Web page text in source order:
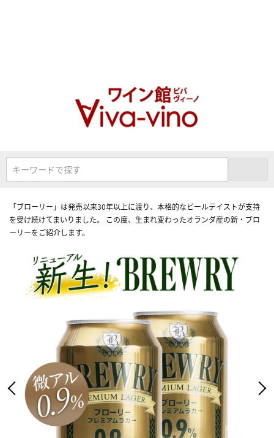
キーワードで探す
「ブローリー」は発売以来30年以上に渡り、本格的なビールテイストが支持
を受け続けてまいりました。 この度、生まれ変わったオランダ産の新・ブロ
ーリーをご紹介します。